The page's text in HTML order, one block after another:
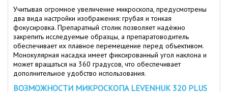
Учитывая огромное увеличение микроскопа, предусмотрены
два вида настройки изображения: грубая и тонкая
фокусировка. Препаратный столик позволяет надёжно
закрепить исследуемые образцы, а препаратоводитель
обеспечивает их плавное перемещение перед объективом.
Монокулярная насадка имеет фиксированный угол наклона и
может вращаться на 360 градусов, что обеспечивает
дополнительное удобство использования.
ВОЗМОЖНОСТИ МИКРОСКОПА LEVENHUK 320 PLUS